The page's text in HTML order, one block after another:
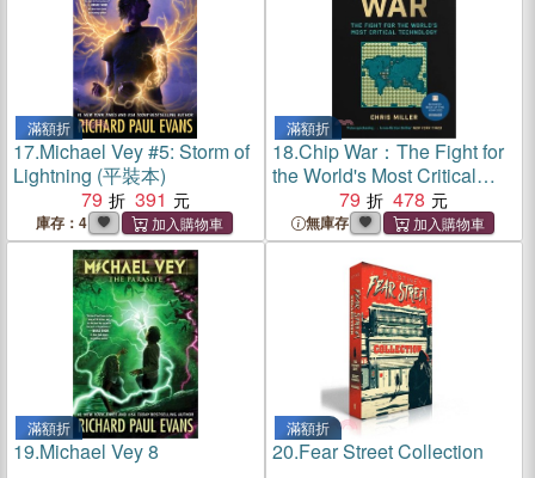
滿額折
17.Michael Vey #5: Storm of
Lightning (平裝本)
79
391
庫存：4
滿額折
18.Chip War：The Fight for
the World's Most Critical
Technology (Winner of the
Financial Times Business
Book of the Year award)
79 478
無庫存
滿額折
19.Michael Vey 8
滿額折
20.Fear Street Collection